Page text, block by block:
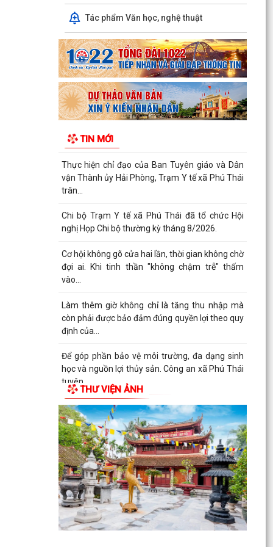
Tác phẩm Văn học, nghệ thuật
TIN MỚI
Ban Thường trực Ủy ban MTTQ Việt Nam thành
phố tổ chức Hội nghị triển khai quyết định của
Ban...
Quy trình kết nạp Đảng viên theo Hướng dẫn số
01-HD/TW ngày 19/05/2026 cả Ban Bí thư.
Trung tâm Chính trị xã Phú Thái tổ chức Lễ bế
năm...
Thực hiện chỉ đạo của Ban Tuyên giáo và Dân
vận Thành ủy Hải Phòng, Trạm Y tế xã Phú Thái
trân...
Chi bộ Trạm Y tế xã Phú Thái đã tổ chức Hội
nghị Họp Chi bộ thường kỳ tháng 8/2026.
Cơ hội không gõ cửa hai lần, thời gian không chờ
đợi ai. Khi tinh thần "không chậm trễ" thấm
vào...
Làm thêm giờ không chỉ là tăng thu nhập mà
còn phải được bảo đảm đúng quyền lợi theo quy
định của...
Để góp phần bảo vệ môi trường, đa dạng sinh
học và nguồn lợi thủy sản. Công an xã Phú Thái
tuyên...
Kỷ niệm 96 năm ngày truyền thống Ngành
Tuyên Giáo của Đảng 01/8/1930 – 01/8/2026
Hải Phòng: Mức trợ cấp ngày công lao động đối
với lực lượng xung kích phòng, chống thiên tai
cấp xã...
Quy định số 207-QĐ/TW về những điều Đảng
viên không được làm.
THƯ VIỆN ẢNH